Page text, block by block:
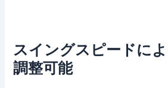
スイングスピードに
調整可能